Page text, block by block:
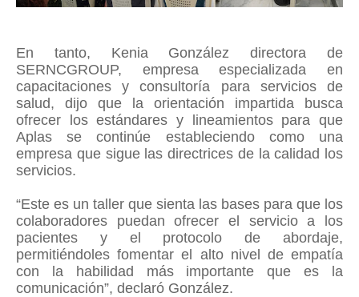
En tanto, Kenia González directora de
SERNCGROUP, empresa especializada en
capacitaciones y consultoría para servicios de
salud, dijo que la orientación impartida busca
ofrecer los estándares y lineamientos para que
Aplas se continúe estableciendo como una
empresa que sigue las directrices de la calidad los
servicios.
“Este es un taller que sienta las bases para que los
colaboradores puedan ofrecer el servicio a los
pacientes y el protocolo de abordaje,
permitiéndoles fomentar el alto nivel de empatía
con la habilidad más importante que es la
comunicación”, declaró González.